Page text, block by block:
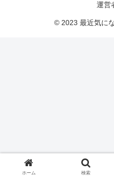
運営
© 2023 最近気に
ホーム 検索